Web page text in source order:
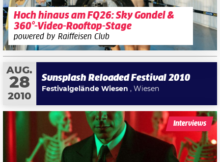
Hoch hinaus am FQ26: Sky Gondel &
360°-Video-Rooftop-Stage
powered by Raiffeisen Club
AUG.
28
2010
Sunsplash Reloaded Festival 2010
Festivalgelände Wiesen , Wiesen
Interviews